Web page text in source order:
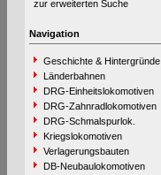
zur erweiterten Suche
Navigation
Geschichte & Hintergründe
Länderbahnen
DRG-Einheitslokomotiven
DRG-Zahnradlokomotiven
DRG-Schmalspurlok.
Kriegslokomotiven
Verlagerungsbauten
DB-Neubaulokomotiven